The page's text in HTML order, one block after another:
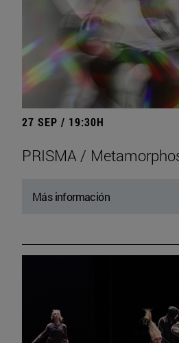
27 SEP / 19:30H
PRISMA /
Más información